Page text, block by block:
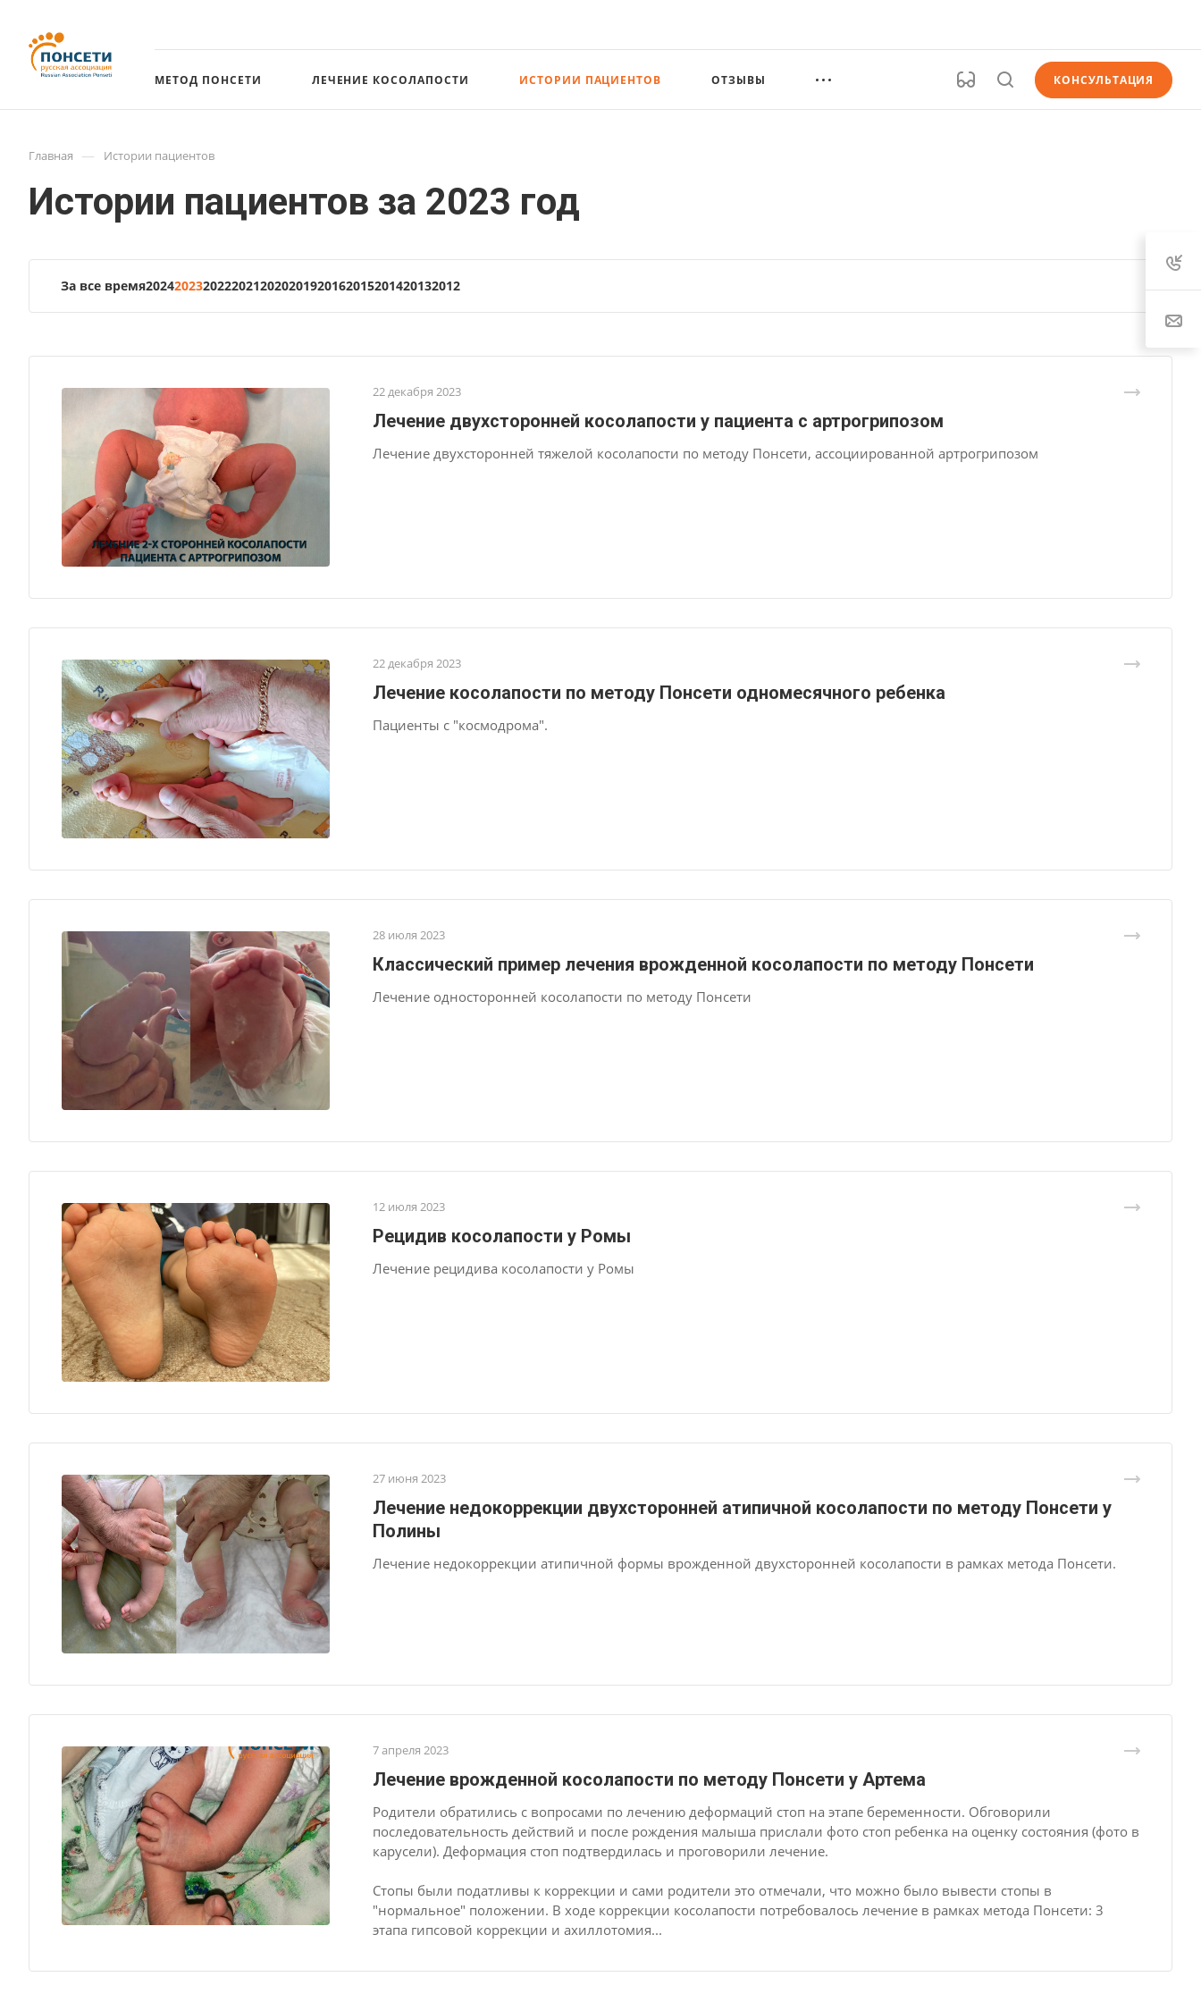
МЕТОД ПОНСЕТИ ЛЕЧЕНИЕ КОСОЛАПОСТИ ИСТОРИИ ПАЦИЕНТОВ ОТЗЫВЫ КОНСУЛЬТАЦИЯ
Главная — Истории пациентов
Истории пациентов за 2023 год
За все время20242023202220212020201920162015201420132012
22 декабря 2023
Лечение двухсторонней косолапости у пациента с артрогрипозом
Лечение двухсторонней тяжелой косолапости по методу Понсети, ассоциированной артрогрипозом
22 декабря 2023
Лечение косолапости по методу Понсети одномесячного ребенка
Пациенты с "космодрома".
28 июля 2023
Классический пример лечения врожденной косолапости по методу Понсети
Лечение односторонней косолапости по методу Понсети
12 июля 2023
Рецидив косолапости у Ромы
Лечение рецидива косолапости у Ромы
27 июня 2023
Лечение недокоррекции двухсторонней атипичной косолапости по методу Понсети у
Полины
Лечение недокоррекции атипичной формы врожденной двухсторонней косолапости в рамках метода Понсети.
7 апреля 2023
Лечение врожденной косолапости по методу Понсети у Артема
Родители обратились с вопросами по лечению деформаций стоп на этапе беременности. Обговорили
последовательность действий и после рождения малыша прислали фото стоп ребенка на оценку состояния (фото в
карусели). Деформация стоп подтвердилась и проговорили лечение.
Стопы были податливы к коррекции и сами родители это отмечали, что можно было вывести стопы в
"нормальное" положении. В ходе коррекции косолапости потребовалось лечение в рамках метода Понсети: 3
этапа гипсовой коррекции и ахиллотомия...